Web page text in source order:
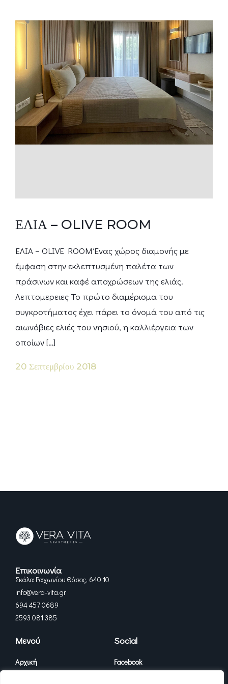
ΕΛΙΑ – OLIVE ROOM
ΕΛΙΑ – OLIVE ROOM Ένας χώρος διαμονής με
έμφαση στην εκλεπτυσμένη παλέτα των
πράσινων και καφέ αποχρώσεων της ελιάς.
Λεπτομερειες Το πρώτο διαμέρισμα του
συγκροτήματος έχει πάρει το όνομά του από τις
αιωνόβιες ελιές του νησιού, η καλλιέργεια των
οποίων […]
20 Σεπτεμβρίου 2018
Επικοινωνία
Σκάλα Ραχωνίου Θάσος, 640 10
info@vera-vita.gr
694 457 0689
2593 081 385
Μενού
Αρχική
Social
Facebook